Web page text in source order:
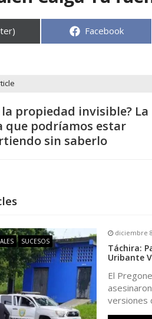
Compartir
Facebook
la propiedad invisible? La
que podríamos estar
sin saberlo
SUCESOS
diciembre
Táchira:
Uribante
El
versiones